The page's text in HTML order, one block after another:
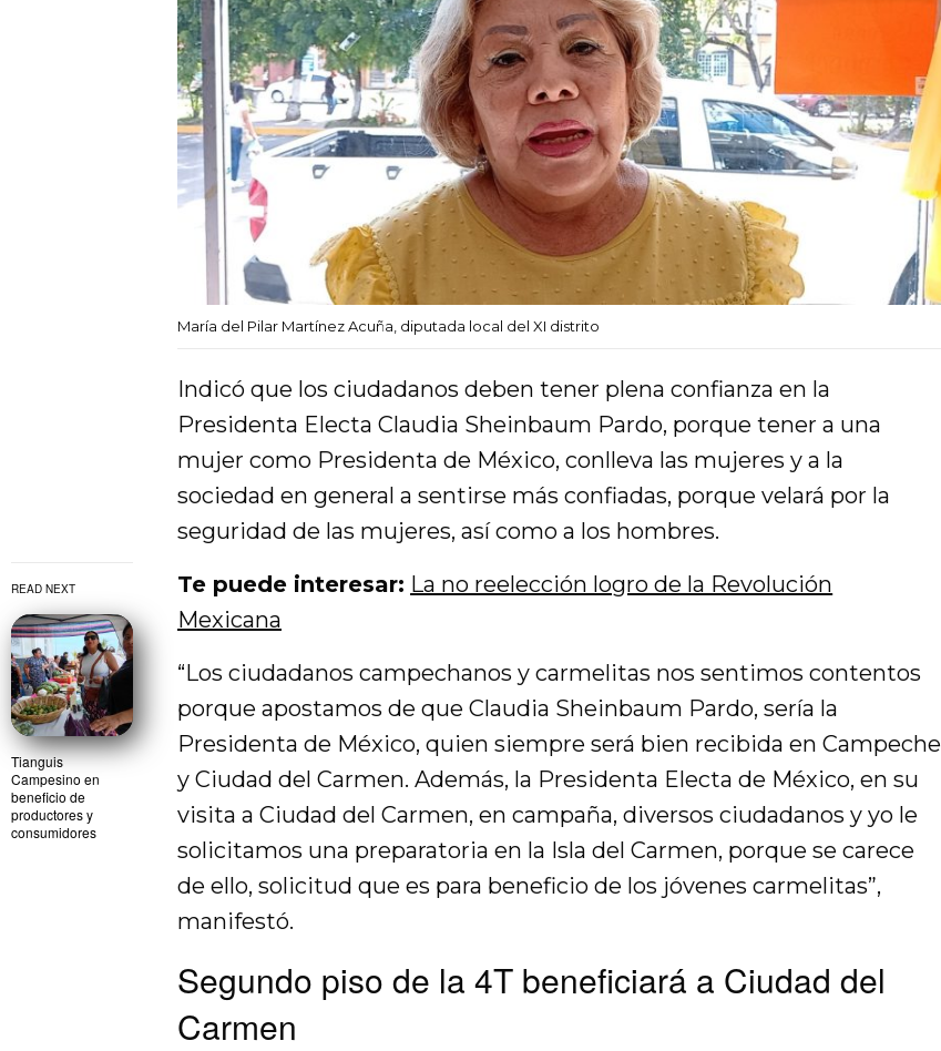
READ NEXT
Tianguis
Campesino en
beneficio de
productores y
consumidores
María del Pilar Martínez Acuña, diputada local del XI distrito
Indicó que los ciudadanos deben tener plena confianza en la
Presidenta Electa Claudia Sheinbaum Pardo, porque tener a una
mujer como Presidenta de México, conlleva las mujeres y a la
sociedad en general a sentirse más confiadas, porque velará por la
seguridad de las mujeres, así como a los hombres.
Te puede interesar: La no reelección logro de la Revolución
Mexicana
“Los ciudadanos campechanos y carmelitas nos sentimos contentos
porque apostamos de que Claudia Sheinbaum Pardo, sería la
Presidenta de México, quien siempre será bien recibida en Campeche
y Ciudad del Carmen. Además, la Presidenta Electa de México, en su
visita a Ciudad del Carmen, en campaña, diversos ciudadanos y yo le
solicitamos una preparatoria en la Isla del Carmen, porque se carece
de ello, solicitud que es para beneficio de los jóvenes carmelitas”,
manifestó.
Segundo piso de la 4T beneficiará a Ciudad del
Carmen